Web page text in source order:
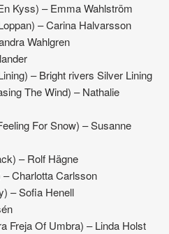
Kyss) – Emma Wahlström
– Carina Halvarsson
Wahlgren
– Bright rivers Silver Lining
The Wind) – Nathalie
For Snow) – Susanne
– Rolf Hägne
Charlotta Carlsson
– Sofia Henell
Freja Of Umbra) – Linda Holst